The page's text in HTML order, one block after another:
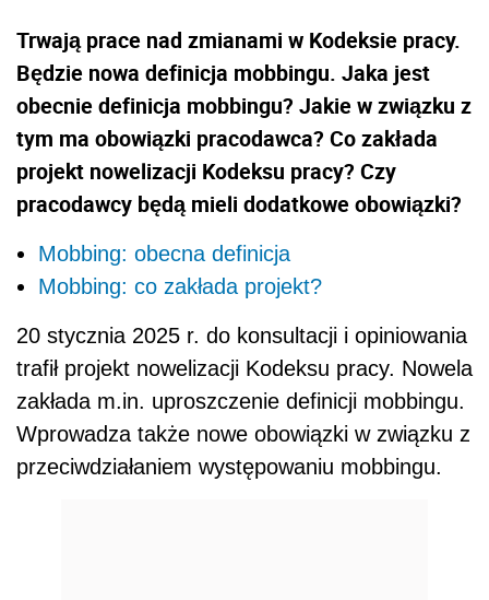
Trwają prace nad zmianami w Kodeksie pracy.
Będzie nowa definicja mobbingu. Jaka jest
obecnie definicja mobbingu? Jakie w związku z
tym ma obowiązki pracodawca? Co zakłada
projekt nowelizacji Kodeksu pracy? Czy
pracodawcy będą mieli dodatkowe obowiązki?
Mobbing: obecna definicja
Mobbing: co zakłada projekt?
20 stycznia 2025 r. do konsultacji i opiniowania
trafił projekt nowelizacji Kodeksu pracy. Nowela
zakłada m.in. uproszczenie definicji mobbingu.
Wprowadza także nowe obowiązki w związku z
przeciwdziałaniem występowaniu mobbingu.